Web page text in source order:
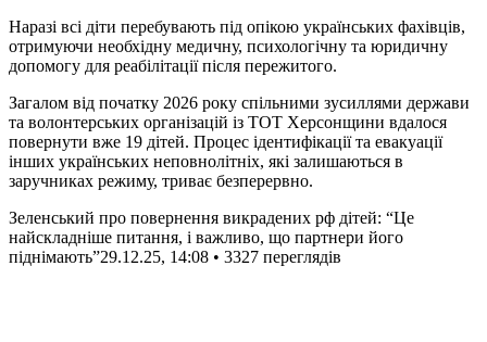
Наразі всі діти перебувають під опікою українських фахівців,
отримуючи необхідну медичну, психологічну та юридичну
допомогу для реабілітації після пережитого.
Загалом від початку 2026 року спільними зусиллями держави
та волонтерських організацій із ТОТ Херсонщини вдалося
повернути вже 19 дітей. Процес ідентифікації та евакуації
інших українських неповнолітніх, які залишаються в
заручниках режиму, триває безперервно.
Зеленський про повернення викрадених рф дітей: “Це
найскладніше питання, і важливо, що партнери його
піднімають”29.12.25, 14:08 • 3327 переглядiв